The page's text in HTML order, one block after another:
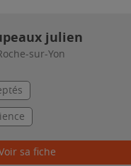
julien
sur-Yon
sa fiche